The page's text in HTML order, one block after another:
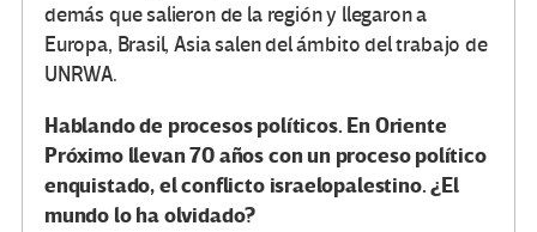
demás que salieron de la región y llegaron a
Europa, Brasil, Asia salen del ámbito del trabajo de
UNRWA.
Hablando de procesos políticos. En Oriente
Próximo llevan 70 años con un proceso político
enquistado, el conflicto israelopalestino. ¿El
mundo lo ha olvidado?